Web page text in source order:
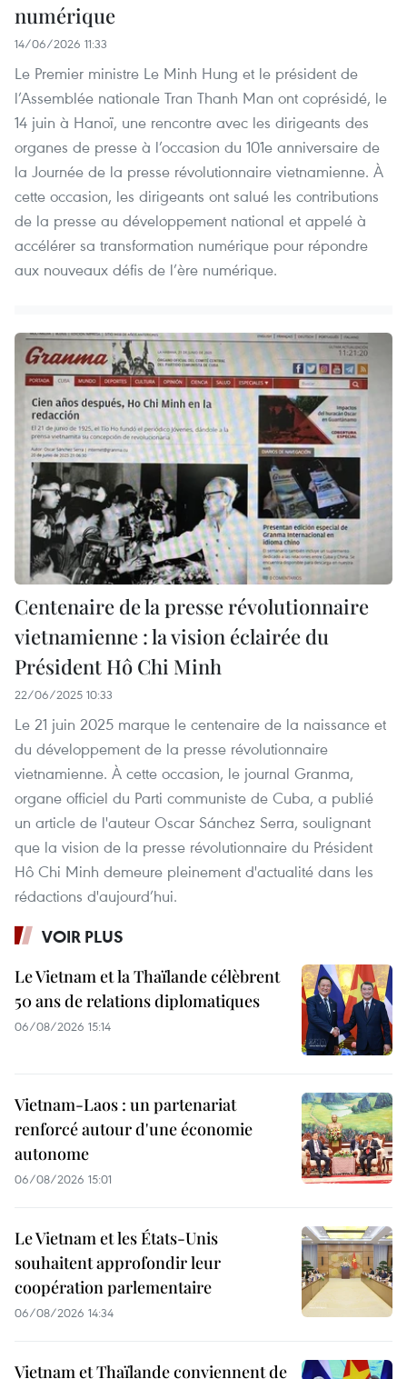
numérique
14/06/2026 11:33
Le Premier ministre Le Minh Hung et le président de
l’Assemblée nationale Tran Thanh Man ont coprésidé, le
14 juin à Hanoï, une rencontre avec les dirigeants des
organes de presse à l’occasion du 101e anniversaire de
la Journée de la presse révolutionnaire vietnamienne. À
cette occasion, les dirigeants ont salué les contributions
de la presse au développement national et appelé à
accélérer sa transformation numérique pour répondre
aux nouveaux défis de l’ère numérique.
Centenaire de la presse révolutionnaire
vietnamienne : la vision éclairée du
Président Hô Chi Minh
22/06/2025 10:33
Le 21 juin 2025 marque le centenaire de la naissance et
du développement de la presse révolutionnaire
vietnamienne. À cette occasion, le journal Granma,
organe officiel du Parti communiste de Cuba, a publié
un article de l'auteur Oscar Sánchez Serra, soulignant
que la vision de la presse révolutionnaire du Président
Hô Chi Minh demeure pleinement d'actualité dans les
rédactions d'aujourd’hui.
VOIR PLUS
Le Vietnam et la Thaïlande célèbrent
50 ans de relations diplomatiques
06/08/2026 15:14
Vietnam-Laos : un partenariat
renforcé autour d'une économie
autonome
06/08/2026 15:01
Le Vietnam et les États-Unis
souhaitent approfondir leur
coopération parlementaire
06/08/2026 14:34
Vietnam et Thaïlande conviennent de